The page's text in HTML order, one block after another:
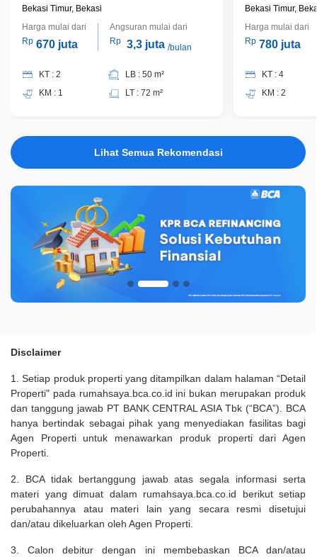
Bekasi Timur, Bekasi
Harga mulai dari
Rp 670 juta
Angsuran mulai dari
Rp 3,3 juta /bulan
KT : 2
KM : 1
LB : 50 m²
LT : 72 m²
Bekasi Timur,
Harga mulai dari
Rp 780 juta
KT : 4
KM : 2
Lihat Semua Rekomendasi
Disclaimer
1. Setiap produk properti yang ditampilkan dalam halaman “Detail
Properti" pada rumahsaya.bca.co.id ini bukan merupakan produk
dan tanggung jawab PT BANK CENTRAL ASIA Tbk (“BCA”). BCA
hanya bertindak sebagai pihak yang menyediakan fasilitas bagi
Agen Properti untuk menawarkan produk properti dari Agen
Properti.
2. BCA tidak bertanggung jawab atas segala informasi serta
materi yang dimuat dalam rumahsaya.bca.co.id berikut setiap
perubahannya atau materi lain yang secara resmi disetujui
dan/atau dikeluarkan oleh Agen Properti.
3. Calon debitur dengan ini membebaskan BCA dan/atau